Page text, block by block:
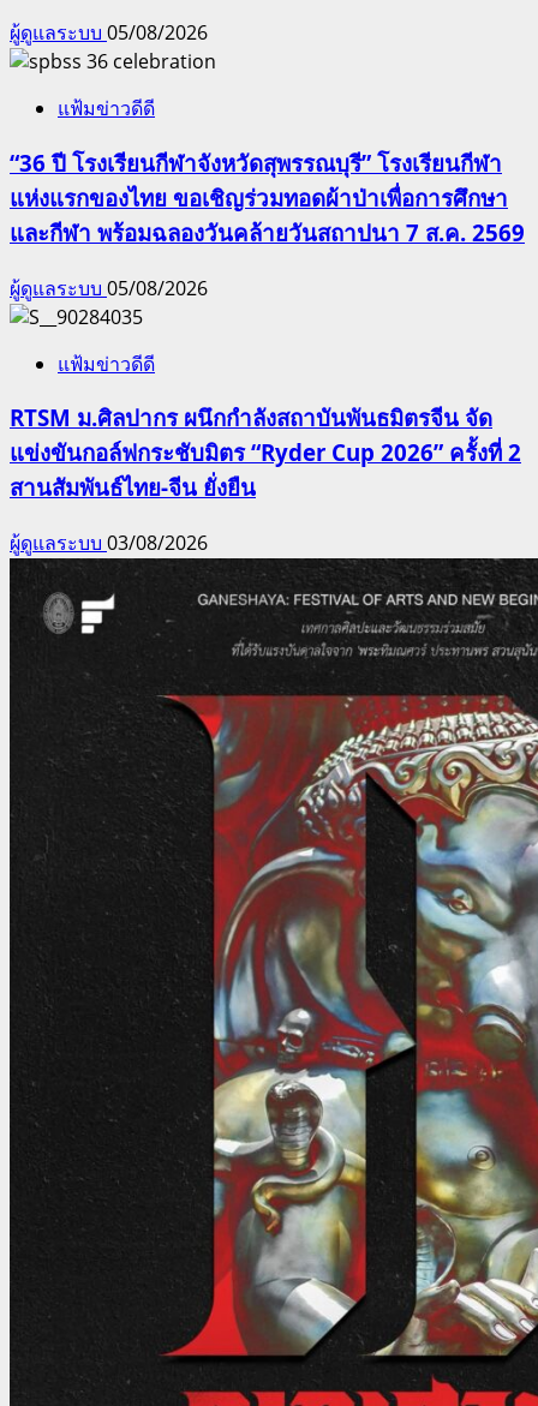
ผู้ดูแลระบบ 05/08/2026
แฟ้มข่าวดีดี
“36 ปี โรงเรียนกีฬาจังหวัดสุพรรณบุรี” โรงเรียนกีฬา
แห่งแรกของไทย ขอเชิญร่วมทอดผ้าป่าเพื่อการศึกษา
และกีฬา พร้อมฉลองวันคล้ายวันสถาปนา 7 ส.ค. 2569
ผู้ดูแลระบบ 05/08/2026
แฟ้มข่าวดีดี
RTSM ม.ศิลปากร ผนึกกำลังสถาบันพันธมิตรจีน จัด
แข่งขันกอล์ฟกระชับมิตร “Ryder Cup 2026” ครั้งที่ 2
สานสัมพันธ์ไทย-จีน ยั่งยืน
ผู้ดูแลระบบ 03/08/2026